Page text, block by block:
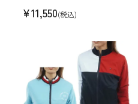
¥11,550(税込)